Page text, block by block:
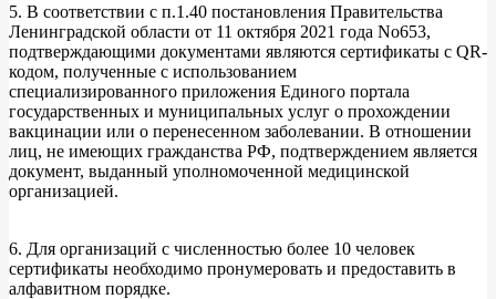
5. В соответствии с п.1.40 постановления Правительства
Ленинградской области от 11 октября 2021 года No653,
подтверждающими документами являются сертификаты с QR-
кодом, полученные с использованием
специализированного приложения Единого портала
государственных и муниципальных услуг о прохождении
вакцинации или о перенесенном заболевании. В отношении
лиц, не имеющих гражданства РФ, подтверждением является
документ, выданный уполномоченной медицинской
организацией.
6. Для организаций с численностью более 10 человек
сертификаты необходимо пронумеровать и предоставить в
алфавитном порядке.